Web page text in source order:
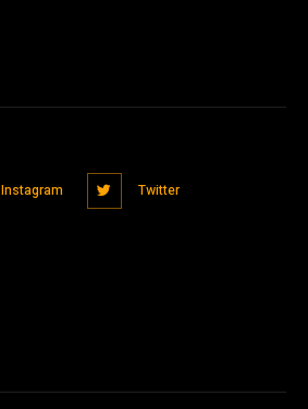
Instagram Twitter